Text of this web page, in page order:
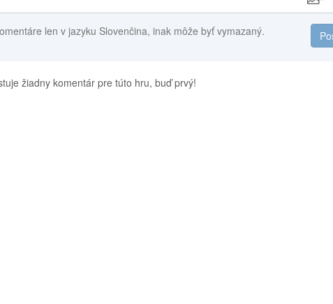
len v jazyku Slovenčina, inak môže byť vymazaný.
žiadny komentár pre túto hru, buď prvý!